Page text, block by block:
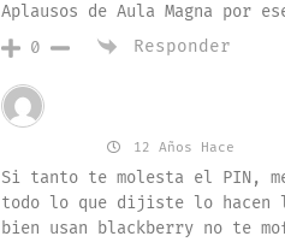
Aplausos de Aula Magna por
0
Responder
12 Años Hace
Si tanto te molesta el PIN,
todo lo que dijiste lo hacen
bien usan blackberry no te